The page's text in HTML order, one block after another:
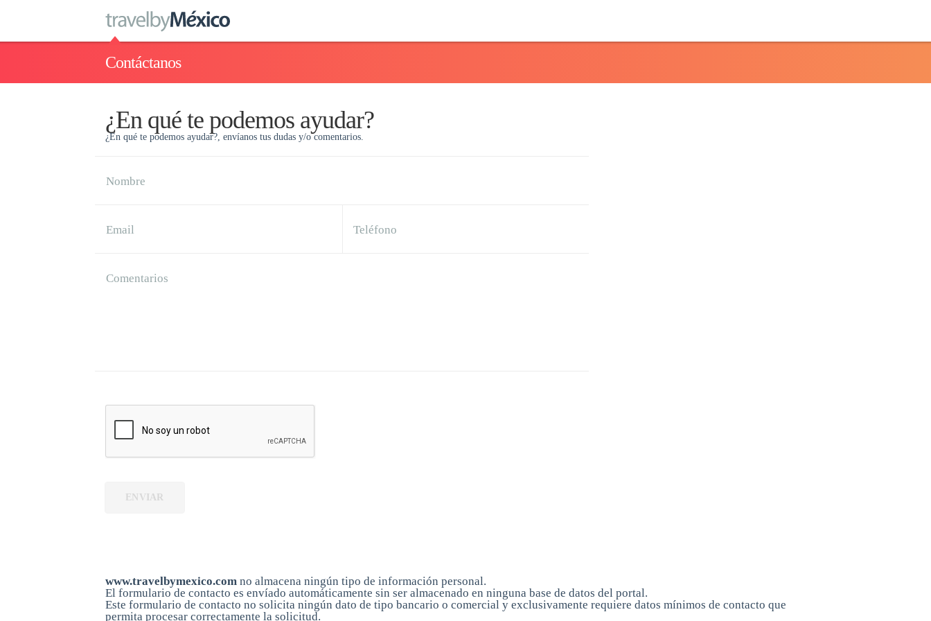
Contáctanos
¿En qué te podemos ayudar?
¿En qué te podemos ayudar?, envíanos tus dudas y/o comentarios.
Nombre
Email Teléfono
Comentarios
ENVIAR
www.travelbymexico.com no almacena ningún tipo de información personal.
El formulario de contacto es envíado automáticamente sin ser almacenado en ninguna base de datos del portal.
Este formulario de contacto no solicita ningún dato de tipo bancario o comercial y exclusivamente requiere datos mínimos de contacto que
permita procesar correctamente la solicitud.